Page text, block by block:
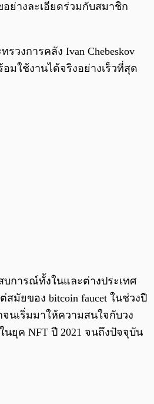
อย่างละเอียดร่วมกับสมาชิก
วงการคลัง Ivan Chebeskov
มใช้งานได้จริงอย่างเร็วที่สุด
การณ์ทั้งในและต่างประเทศ
สมัยของ bitcoin faucet ในช่วงปี
นเริ่มมาให้ความสนใจกับวง
นยุค NFT ปี 2021 จนถึงปัจจุบัน